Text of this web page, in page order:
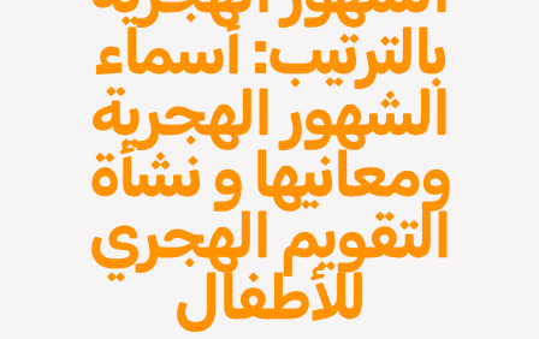
المدونة و أوراق العمل
من نحن
اتصل بنا
بالترتيب: أسماء
الشهور الهجرية
ومعانيها و نشأة
التقويم الهجري
للأطفال